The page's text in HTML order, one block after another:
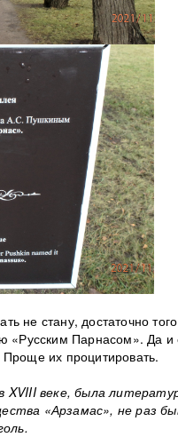
не стану, достаточно
«Русским Парнасом». Да и
их процитировать.
XVIII веке, была
«Арзамас», не раз